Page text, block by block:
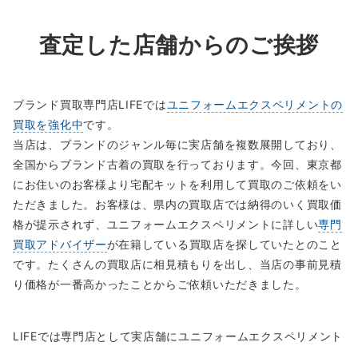
査定した店舗からのご挨拶
ブランド買取専門店LIFEではユニフォームエクスペリメントの
買取を強化中です。
当店は、ブランドのジャンル毎に実店舗を複数展開しており、
全国からブランド古着の買取を行っております。今回、東京都
にお住いのお客様より宅配キットを利用して買取のご依頼をい
ただきました。お客様は、県内の買取店では納得のいく買取価
格が提示されず、ユニフォームエクスペリメントに詳しい専門
買取アドバイザーが在籍している買取店を探していたとのこと
です。たくさんの買取店に相見積もりを出し、当店の事前見積
り価格が一番高かったことからご依頼いただきました。
LIFEでは専門店として実店舗にユニフォームエクスペリメント